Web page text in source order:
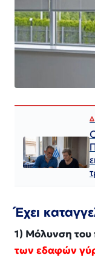
Έχει
1) Μόλυνση του
των εδαφών